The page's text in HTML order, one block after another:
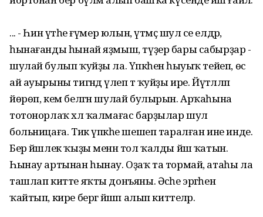
... - Һин үтәһе ғүмер юлын, үтмәҫ шул әсе елдәр,
һынағанды һынай яҙмыш, түҙер бары сабырҙар -
шулай булып ҡуйҙы ла. Үпкәһенә һыуыҡ тейеп, өс
ай ауырыны тигәндә үлеп тә ҡуйҙы ире. Йүтәлләп
йөрөп, кем белгән шулай булырын. Арҡаһына
тотонорлаҡ хәл ҡалмағас барҙылар шул
больницаға. Тик үпкәһе шешеп таралған ине инде.
Бер йәшлек ҡыҙы менән тол ҡалды йәш ҡатын.
Һынау артынан һынау. Оҙаҡ та тормай, атаһы ла
ташлап китте яҡты донъяны. Әсәһе эргәһенә
ҡайтып, кире бергә йәшәп алып киттеләр.